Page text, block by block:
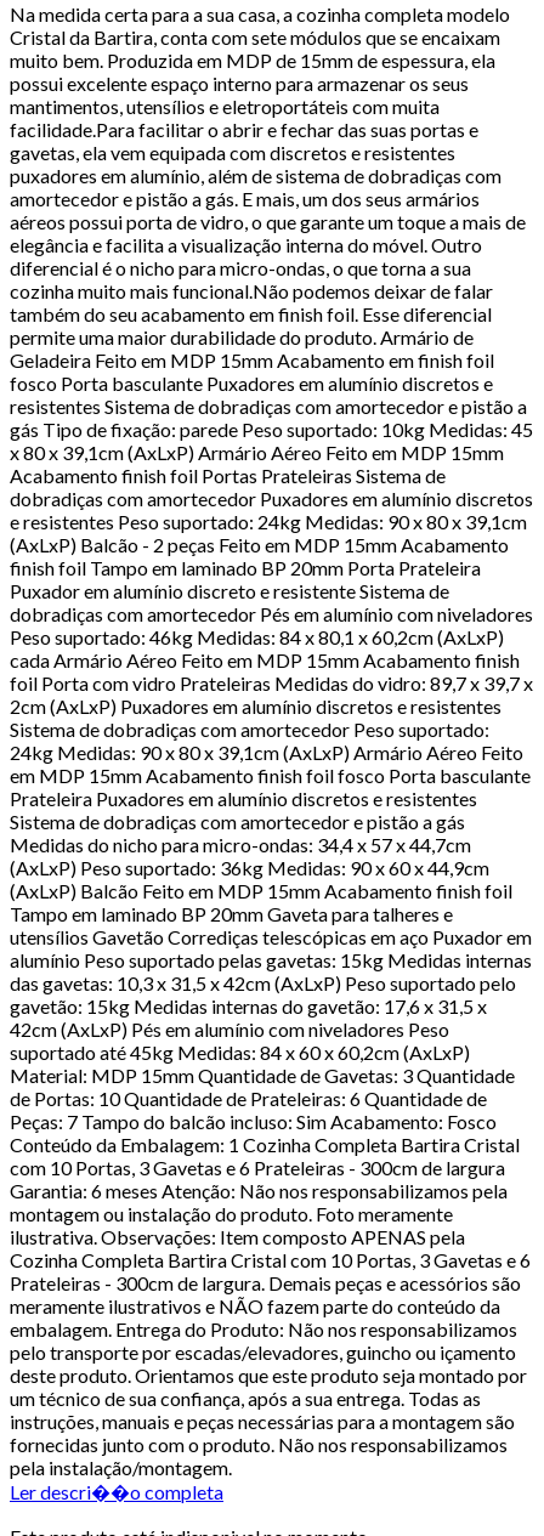
Na medida certa para a sua casa, a cozinha completa modelo
Cristal da Bartira, conta com sete módulos que se encaixam
muito bem. Produzida em MDP de 15mm de espessura, ela
possui excelente espaço interno para armazenar os seus
mantimentos, utensílios e eletroportáteis com muita
facilidade.Para facilitar o abrir e fechar das suas portas e
gavetas, ela vem equipada com discretos e resistentes
puxadores em alumínio, além de sistema de dobradiças com
amortecedor e pistão a gás. E mais, um dos seus armários
aéreos possui porta de vidro, o que garante um toque a mais de
elegância e facilita a visualização interna do móvel. Outro
diferencial é o nicho para micro-ondas, o que torna a sua
cozinha muito mais funcional.Não podemos deixar de falar
também do seu acabamento em finish foil. Esse diferencial
permite uma maior durabilidade do produto. Armário de
Geladeira Feito em MDP 15mm Acabamento em finish foil
fosco Porta basculante Puxadores em alumínio discretos e
resistentes Sistema de dobradiças com amortecedor e pistão a
gás Tipo de fixação: parede Peso suportado: 10kg Medidas: 45
x 80 x 39,1cm (AxLxP) Armário Aéreo Feito em MDP 15mm
Acabamento finish foil Portas Prateleiras Sistema de
dobradiças com amortecedor Puxadores em alumínio discretos
e resistentes Peso suportado: 24kg Medidas: 90 x 80 x 39,1cm
(AxLxP) Balcão - 2 peças Feito em MDP 15mm Acabamento
finish foil Tampo em laminado BP 20mm Porta Prateleira
Puxador em alumínio discreto e resistente Sistema de
dobradiças com amortecedor Pés em alumínio com niveladores
Peso suportado: 46kg Medidas: 84 x 80,1 x 60,2cm (AxLxP)
cada Armário Aéreo Feito em MDP 15mm Acabamento finish
foil Porta com vidro Prateleiras Medidas do vidro: 89,7 x 39,7 x
2cm (AxLxP) Puxadores em alumínio discretos e resistentes
Sistema de dobradiças com amortecedor Peso suportado:
24kg Medidas: 90 x 80 x 39,1cm (AxLxP) Armário Aéreo Feito
em MDP 15mm Acabamento finish foil fosco Porta basculante
Prateleira Puxadores em alumínio discretos e resistentes
Sistema de dobradiças com amortecedor e pistão a gás
Medidas do nicho para micro-ondas: 34,4 x 57 x 44,7cm
(AxLxP) Peso suportado: 36kg Medidas: 90 x 60 x 44,9cm
(AxLxP) Balcão Feito em MDP 15mm Acabamento finish foil
Tampo em laminado BP 20mm Gaveta para talheres e
utensílios Gavetão Corrediças telescópicas em aço Puxador em
alumínio Peso suportado pelas gavetas: 15kg Medidas internas
das gavetas: 10,3 x 31,5 x 42cm (AxLxP) Peso suportado pelo
gavetão: 15kg Medidas internas do gavetão: 17,6 x 31,5 x
42cm (AxLxP) Pés em alumínio com niveladores Peso
suportado até 45kg Medidas: 84 x 60 x 60,2cm (AxLxP)
Material: MDP 15mm Quantidade de Gavetas: 3 Quantidade
de Portas: 10 Quantidade de Prateleiras: 6 Quantidade de
Peças: 7 Tampo do balcão incluso: Sim Acabamento: Fosco
Conteúdo da Embalagem: 1 Cozinha Completa Bartira Cristal
com 10 Portas, 3 Gavetas e 6 Prateleiras - 300cm de largura
Garantia: 6 meses Atenção: Não nos responsabilizamos pela
montagem ou instalação do produto. Foto meramente
ilustrativa. Observações: Item composto APENAS pela
Cozinha Completa Bartira Cristal com 10 Portas, 3 Gavetas e 6
Prateleiras - 300cm de largura. Demais peças e acessórios são
meramente ilustrativos e NÃO fazem parte do conteúdo da
embalagem. Entrega do Produto: Não nos responsabilizamos
pelo transporte por escadas/elevadores, guincho ou içamento
deste produto. Orientamos que este produto seja montado por
um técnico de sua confiança, após a sua entrega. Todas as
instruções, manuais e peças necessárias para a montagem são
fornecidas junto com o produto. Não nos responsabilizamos
pela instalação/montagem.
Ler descri��o completa